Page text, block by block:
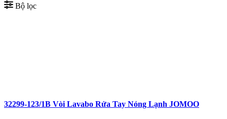
Bộ lọc
32299-123/1B Vòi Lavabo Rửa Tay Nóng Lạnh JOMOO